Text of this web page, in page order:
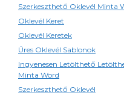
Szerkeszthető Oklevél Minta
Oklevél Keret
Oklevél Keretek
Üres Oklevél Sablonok
Ingyenesen Letölthető
Minta Word
Szerkeszthető Oklevél